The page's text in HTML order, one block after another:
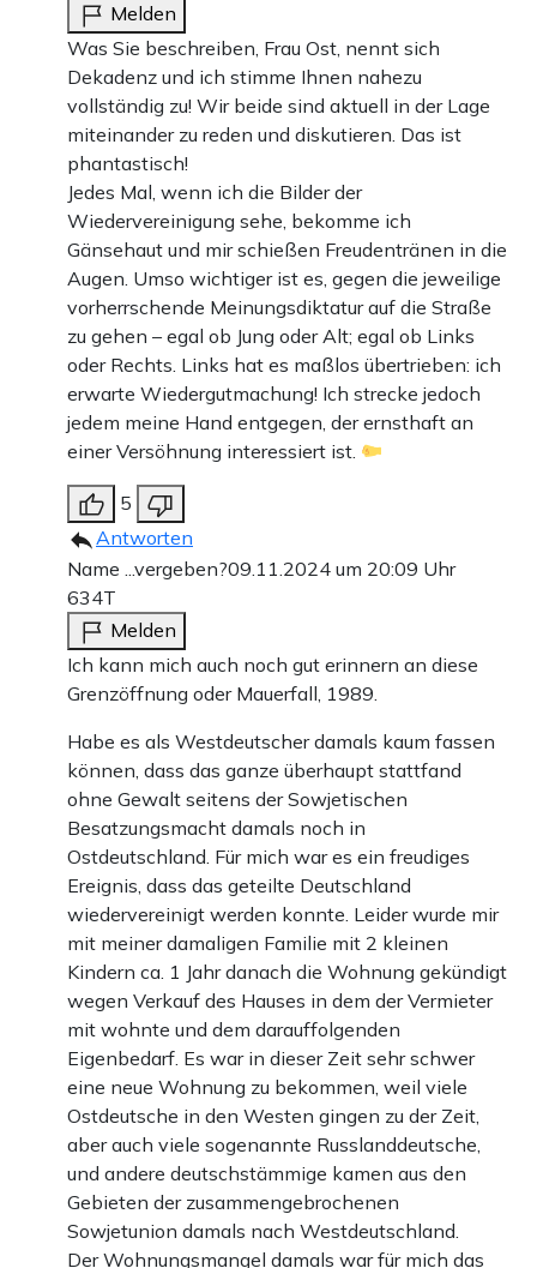
Zwei wichtige Verbündete hat Kohl dafür gefunden – die
USA und Michail Gorbatschow. Letzterer schickt einen
ihm vertrauten Deutschland-Experten aus dem ZK nach
Bonn. Dieser spricht – unautorisiert, wie er später zugibt –
von Wiedervereinigung. Kohl ergreift die Chance, der 10-
Punkte-Plan zur Einheit folgt prompt. Mit ihm als
Regierungserklärung trumpft der Bundeskanzler im
Parlament auf. Der FDP-Vorsitzende Graf Lambsdorff
fragt vorher erbost, ob er diesen Plan mal sehen dürfte –
Kohl sagt nein. Auch Außenminister Genscher weiß
Kohl spricht von „konföderativen Strukturen zwischen
beiden Staaten“, die er aufbauen wolle – „mit dem Ziel,
eine Föderation, das heißt eine bundesstaatliche Ordnung
in Deutschland zu schaffen“. Kohl sagt: „Wie ein
wiedervereintes Deutschland schließlich aussehen wird –
das weiß heute niemand. Dass aber die Einheit kommen
wird, wenn die Menschen in Deutschland sie wollen –
dessen bin ich sicher.“ Applaus, auch bei der Opposition.
Genscher, der kurz zuvor noch pikiert war, sagt zu Kohl:
„Das war eine große Rede“. Die vielleicht größte Rede
seiner Kanzlerschaft.
FRANZOSEN „BELEIDIGT“, BRITEN
„WILD“ – DIE EINHEIT KAM
TROTZDEM
Das politische Bonn hat er in diesem Moment hinter sich
– aber die Verbündeten im Westen werden böse mit dem
Kanzler. Er hatte sie nicht informiert, erstmals
Deutschland-Politik ohne die Besatzer gemacht.
„François Mitterrand war beleidigt – das ist noch
Melden
Was Sie beschreiben, Frau Ost, nennt sich
Dekadenz und ich stimme Ihnen nahezu
vollständig zu! Wir beide sind aktuell in der Lage
miteinander zu reden und diskutieren. Das ist
phantastisch!
Jedes Mal, wenn ich die Bilder der
Wiedervereinigung sehe, bekomme ich
Gänsehaut und mir schießen Freudentränen in die
Augen. Umso wichtiger ist es, gegen die jeweilige
vorherrschende Meinungsdiktatur auf die Straße
zu gehen – egal ob Jung oder Alt; egal ob Links
oder Rechts. Links hat es maßlos übertrieben: ich
erwarte Wiedergutmachung! Ich strecke jedoch
jedem meine Hand entgegen, der ernsthaft an
einer Versöhnung interessiert ist.
5
Antworten
Name ...vergeben?09.11.2024 um 20:09 Uhr
634T
Melden
Ich kann mich auch noch gut erinnern an diese
Grenzöffnung oder Mauerfall, 1989.
Habe es als Westdeutscher damals kaum fassen
können, dass das ganze überhaupt stattfand
ohne Gewalt seitens der Sowjetischen
Besatzungsmacht damals noch in
Ostdeutschland. Für mich war es ein freudiges
Ereignis, dass das geteilte Deutschland
wiedervereinigt werden konnte. Leider wurde mir
mit meiner damaligen Familie mit 2 kleinen
Kindern ca. 1 Jahr danach die Wohnung gekündigt
wegen Verkauf des Hauses in dem der Vermieter
mit wohnte und dem darauffolgenden
Eigenbedarf. Es war in dieser Zeit sehr schwer
eine neue Wohnung zu bekommen, weil viele
Ostdeutsche in den Westen gingen zu der Zeit,
aber auch viele sogenannte Russlanddeutsche,
und andere deutschstämmige kamen aus den
Gebieten der zusammengebrochenen
Sowjetunion damals nach Westdeutschland.
Der Wohnungsmangel damals war für mich das